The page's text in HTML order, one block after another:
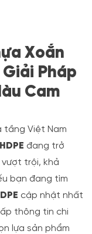
Xoắn
Giải Pháp
Cam
tầng Việt Nam
đang trở
trội, khả
bạn đang tìm
cập nhật nhất
thông tin chi
lựa sản phẩm